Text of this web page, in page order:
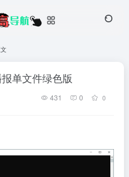
单文件绿色版
431 0 0